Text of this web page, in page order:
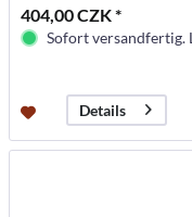
404,00 CZK *
Sofort versandfertig.
Details